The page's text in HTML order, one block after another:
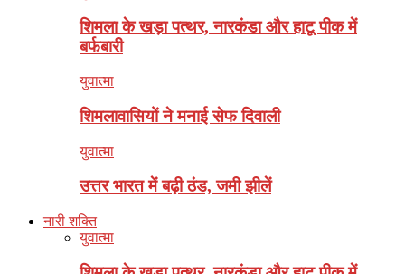
शिमला के खड़ा पत्थर, नारकंडा और हाटू पीक में
बर्फबारी
युवात्मा
शिमलावासियों ने मनाई सेफ दिवाली
युवात्मा
उत्तर भारत में बढ़ी ठंड, जमी झीलें
नारी शक्ति
युवात्मा